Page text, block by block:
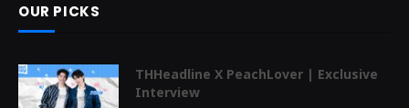
OUR PICKS
THHeadline X PeachLover | Exclusive
Interview